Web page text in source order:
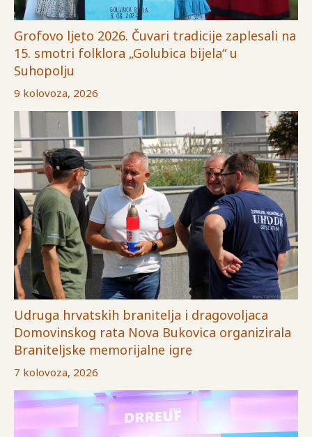
Grofovo ljeto 2026. Čuvari tradicije zaplesali na
15. smotri folklora „Golubica bijela“ u
Suhopolju
9 kolovoza, 2026
Udruga hrvatskih branitelja i dragovoljaca
Domovinskog rata Nova Bukovica organizirala
Braniteljske memorijalne igre
7 kolovoza, 2026